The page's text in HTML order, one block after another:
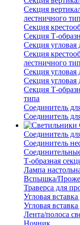
Секция
лестничного
Секция
Секция Т-
Секция угловая
Секция
лестничного
Секция угловая
Секция угловая
Секция Т-
типа
Соединитель
Соединитель
Соединитель
Соединитель
Т-образная
Лампа
Вспышка/
Траверса для
Угловая
Угловая
Лента/полоса
Ночник